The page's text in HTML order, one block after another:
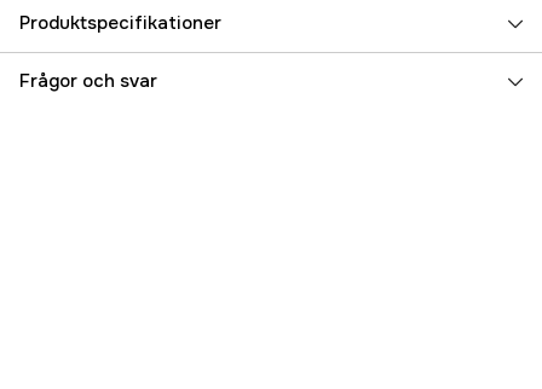
Produktspecifikationer
Referensnummer 5000025485
Frågor och svar